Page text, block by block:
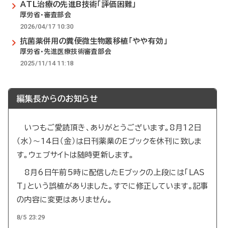
ATL治療の先進B技術「評価困難」
厚労省・審査部会
2026/04/17 10:30
抗菌薬併用の糞便微生物叢移植「やや有効」
厚労省・先進医療技術審査部会
2025/11/14 11:18
編集長からのお知らせ
いつもご愛読頂き、ありがとうございます。8月12日
（水）～14日（金）は日刊薬業のEブックを休刊に致しま
す。ウェブサイトは随時更新します。
8月6日午前5時に配信したEブックの上段には「LAS
T」という誤植がありました。すでに修正しています。記事
の内容に変更はありません。
8/5 23:29